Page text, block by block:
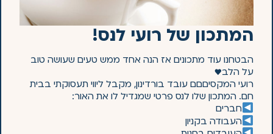
המתכון של רועי לנס!
הבטחנו עוד מתכונים אז הנה אחד ממש טעים שעושה טוב
על הלב♥️
רועי המקסיםםם עובד בורדינון, מקבל ליווי תעסוקתי בבית
חם. המתכון שלו לנס פרטי שמגדיל לו את האור:
חברים
העבודה בקניון